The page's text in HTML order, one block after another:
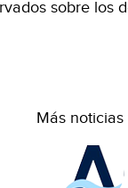
sobre los
Más noticias